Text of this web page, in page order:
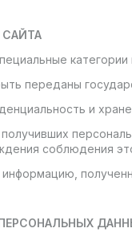
переданы
и
соблюдения